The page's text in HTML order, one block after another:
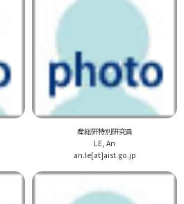
産総研特別研究員
LE, An
an.le[at]aist.go.jp